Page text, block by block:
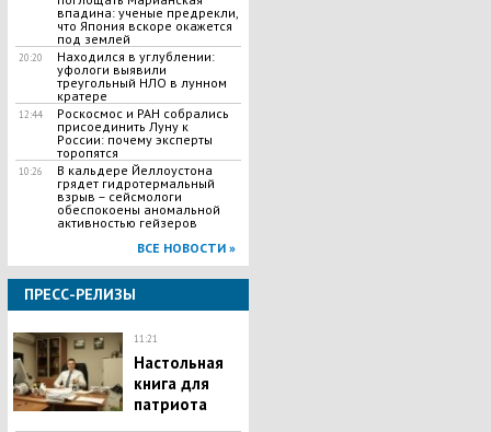
впадина: ученые предрекли,
что Япония вскоре окажется
под землей
20:20
Находился в углублении:
уфологи выявили
треугольный НЛО в лунном
кратере
12:44
Роскосмос и РАН собрались
присоединить Луну к
России: почему эксперты
торопятся
10:26
В кальдере Йеллоустона
грядет гидротермальный
взрыв – сейсмологи
обеспокоены аномальной
активностью гейзеров
ВСЕ НОВОСТИ »
ПРЕСС-РЕЛИЗЫ
11:21
Настольная
книга для
патриота